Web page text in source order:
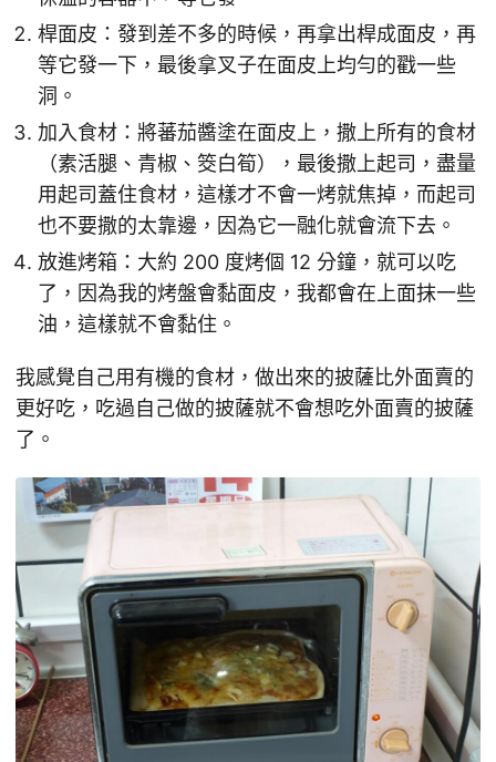
桿面皮：發到差不多的時候，再拿出桿成面皮，再
等它發一下，最後拿叉子在面皮上均勻的戳一些
洞。
加入食材：將蕃茄醬塗在面皮上，撒上所有的食材
（素活腿、青椒、筊白筍），最後撒上起司，盡量
用起司蓋住食材，這樣才不會一烤就焦掉，而起司
也不要撒的太靠邊，因為它一融化就會流下去。
放進烤箱：大約 200 度烤個 12 分鐘，就可以吃
了，因為我的烤盤會黏面皮，我都會在上面抹一些
油，這樣就不會黏住。
我感覺自己用有機的食材，做出來的披薩比外面賣的
更好吃，吃過自己做的披薩就不會想吃外面賣的披薩
了。